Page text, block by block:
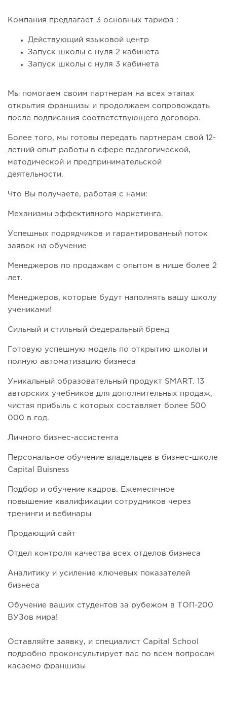
Компания предлагает 3 основных тарифа :
Действующий языковой центр
Запуск школы с нуля 2 кабинета
Запуск школы с нуля 3 кабинета
Мы помогаем своим партнерам на всех этапах
открытия франшизы и продолжаем сопровождать
после подписания соответствующего договора.
Более того, мы готовы передать партнерам свой 12-
летний опыт работы в сфере педагогической,
методической и предпринимательской
деятельности.
Что Вы получаете, работая с нами:
Механизмы эффективного маркетинга.
Успешных подрядчиков и гарантированный поток
заявок на обучение
Менеджеров по продажам с опытом в нише более 2
лет.
Менеджеров, которые будут наполнять вашу школу
учениками!
Сильный и стильный федеральный бренд
Готовую успешную модель по открытию школы и
полную автоматизацию бизнеса
Уникальный образовательный продукт SMART. 13
авторских учебников для дополнительных продаж,
чистая прибыль с которых составляет более 500
000 в год.
Личного бизнес-ассистента
Персональное обучение владельцев в бизнес-школе
Capital Buisness
Подбор и обучение кадров. Ежемесячное
повышение квалификации сотрудников через
тренинги и вебинары
Продающий сайт
Отдел контроля качества всех отделов бизнеса
Аналитику и усиление ключевых показателей
бизнеса
Обучение ваших студентов за рубежом в ТОП-200
ВУЗов мира!
Оставляйте заявку, и специалист Capital School
подробно проконсультирует вас по всем вопросам
касаемо франшизы